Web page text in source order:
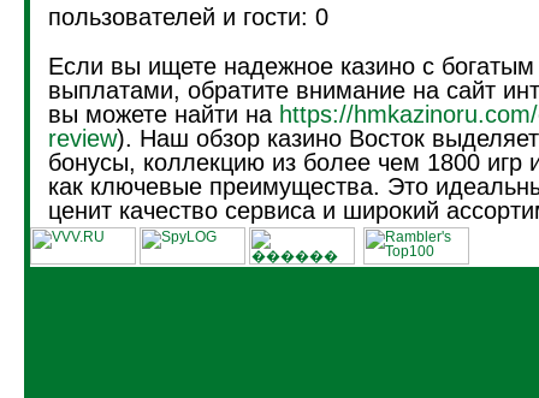
пользователей и гости: 0
Если вы ищете надежное казино с
выплатами, обратите внимание на сайт
вы можете найти на https://
review). Наш обзор казино Восток
бонусы, коллекцию из более чем 1800 игр
как ключевые преимущества. Это
ценит качество сервиса и широкий